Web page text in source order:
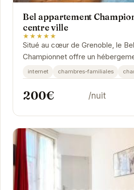
Bel appartement
centre ville
★★★★★
Situé au cœur de Grenoble, le
Championnet offre un
moderne. Idéal pour les familles
internet chambres-familiales
200€ /nuit